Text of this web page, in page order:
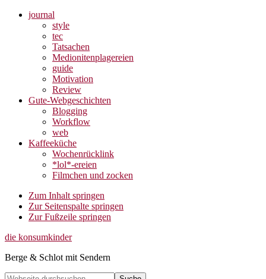
journal
style
tec
Tatsachen
Medionitenplagereien
guide
Motivation
Review
Gute-Webgeschichten
Blogging
Workflow
web
Kaffeeküche
Wochenrücklink
*lol*-ereien
Filmchen und zocken
Zum Inhalt springen
Zur Seitenspalte springen
Zur Fußzeile springen
die konsumkinder
Berge & Schlot mit Sendern
Webseite